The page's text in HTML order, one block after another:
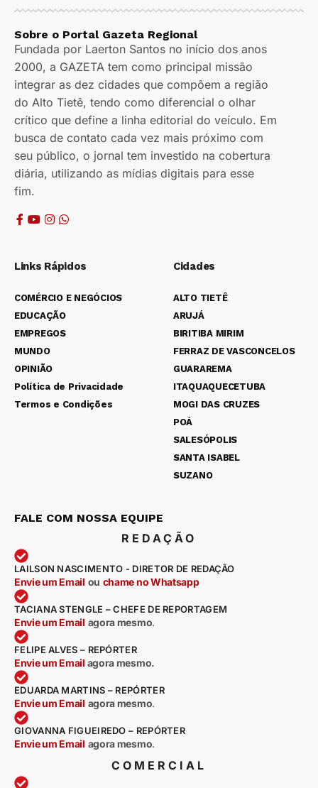
Sobre o Portal Gazeta Regional
Fundada por Laerton Santos no início dos anos
2000, a GAZETA tem como principal missão
integrar as dez cidades que compõem a região
do Alto Tietê, tendo como diferencial o olhar
crítico que define a linha editorial do veículo. Em
busca de contato cada vez mais próximo com
seu público, o jornal tem investido na cobertura
diária, utilizando as mídias digitais para esse
fim.
Links Rápidos
COMÉRCIO E NEGÓCIOS
EDUCAÇÃO
EMPREGOS
MUNDO
OPINIÃO
Política de Privacidade
Termos e Condições
Cidades
ALTO TIETÊ
ARUJÁ
BIRITIBA MIRIM
FERRAZ DE VASCONCELOS
GUARAREMA
ITAQUAQUECETUBA
MOGI DAS CRUZES
POÁ
SALESÓPOLIS
SANTA ISABEL
SUZANO
FALE COM NOSSA EQUIPE
REDAÇÃO
LAILSON NASCIMENTO - DIRETOR DE REDAÇÃO
Envie um Email ou chame no Whatsapp
TACIANA STENGLE – CHEFE DE REPORTAGEM
Envie um Email agora mesmo.
FELIPE ALVES – REPÓRTER
Envie um Email agora mesmo.
EDUARDA MARTINS – REPÓRTER
Envie um Email agora mesmo.
GIOVANNA FIGUEIREDO – REPÓRTER
Envie um Email agora mesmo.
COMERCIAL